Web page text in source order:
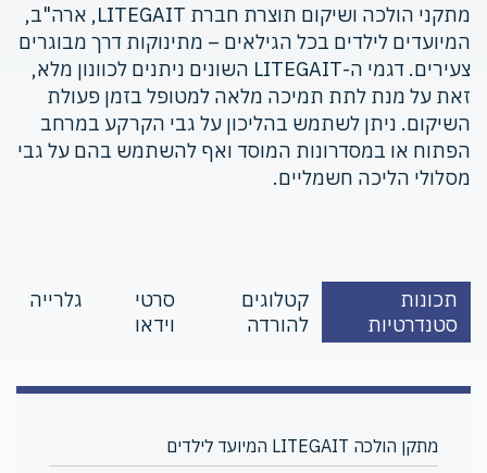
מתקני הולכה ושיקום תוצרת חברת LITEGAIT, ארה"ב,
המיועדים לילדים בכל הגילאים – מתינוקות דרך מבוגרים
צעירים. דגמי ה-LITEGAIT השונים ניתנים לכוונון מלא,
זאת על מנת לתת תמיכה מלאה למטופל בזמן פעולת
השיקום. ניתן לשתמש בהליכון על גבי הקרקע במרחב
הפתוח או במסדרונות המוסד ואף להשתמש בהם על גבי
מסלולי הליכה חשמליים.
תכונות
סטנדרטיות
קטלוגים
להורדה
סרטי
וידאו
גלרייה
מתקן הולכה LITEGAIT המיועד לילדים